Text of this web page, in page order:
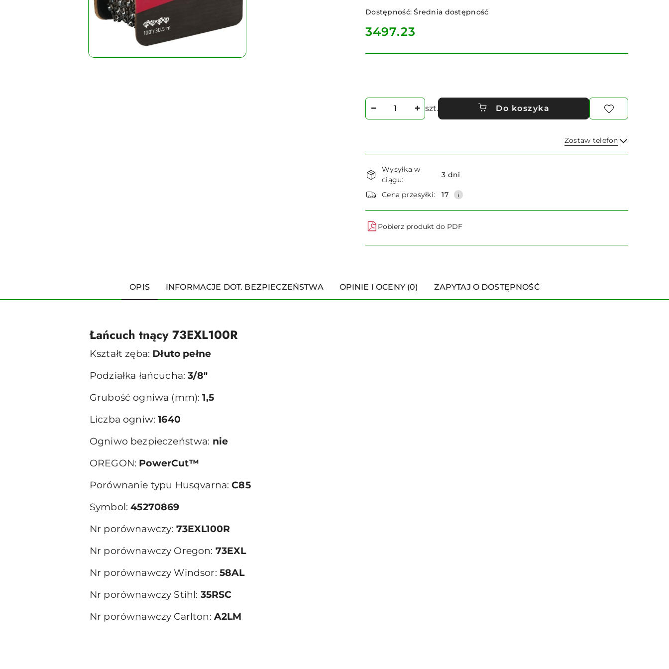
Dostępność:Średnia dostępność
cena:
3497.23
Ilość
szt. Do koszyka
Zostaw telefon
Wyślij
Dostępność
i
dostawa
Wysyłka w
ciągu:
3 dni
Cena przesyłki: 17
Pobierz produkt do PDF
OPIS INFORMACJE DOT. BEZPIECZEŃSTWA OPINIE I OCENY (0) ZAPYTAJ O DOSTĘPNOŚĆ
Łańcuch tnący 73EXL100R
Kształt zęba: Dłuto pełne
Podziałka łańcucha:3/8"
Grubość ogniwa (mm):1,5
Liczba ogniw:1640
Ogniwo bezpieczeństwa: nie
OREGON: PowerCut™
Porównanie typu Husqvarna:C85
Symbol:45270869
Nr porównawczy: 73EXL100R
Nr porównawczy Oregon: 73EXL
Nr porównawczy Windsor: 58AL
Nr porównawczy Stihl: 35RSC
Nr porównawczy Carlton: A2LM